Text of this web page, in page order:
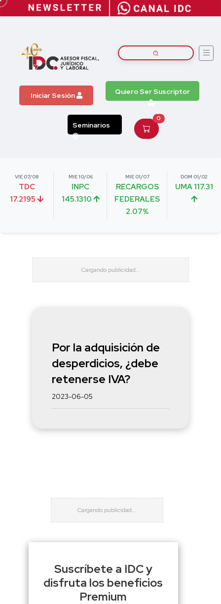
Iniciar Sesión Quiero Ser Suscriptor
Seminarios
0
VIE 07/08
TDC
17.2195
MIE 10/06
INPC
145.1310
MIE 01/07
RECARGOS
FEDERALES
2.07%
DOM 01/02
UMA 117.31
Por la adquisición de
desperdicios, ¿debe
retenerse IVA?
2023-06-05
Suscríbete a IDC y
disfruta los beneficios
Premium